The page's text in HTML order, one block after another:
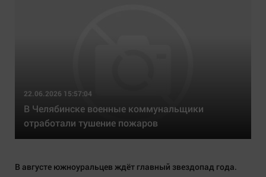
22.06.2026 15:57:04
В Челябинске военные коммунальщики
отработали тушение пожаров
В августе южноуральцев ждёт главный звездопад года.